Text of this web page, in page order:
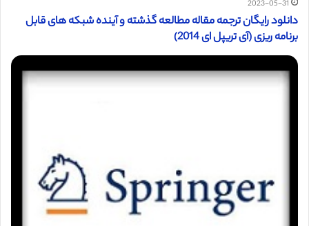
2023-05-31
دانلود رایگان ترجمه مقاله مطالعه گذشته و آینده شبکه های قابل
برنامه ریزی (آی تریپل ای 2014)